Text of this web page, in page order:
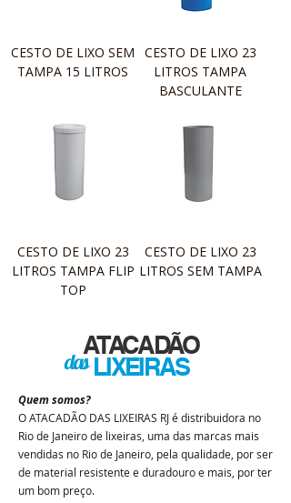
CESTO DE LIXO SEM
TAMPA 15 LITROS
CESTO DE LIXO 23
LITROS TAMPA
BASCULANTE
CESTO DE LIXO 23
LITROS TAMPA FLIP
TOP
CESTO DE LIXO 23
LITROS SEM TAMPA
ATACADÃO
LIXEIRAS
das
Quem somos?
OATACADÃO DAS LIXEIRAS RJ é distribuidora no
Rio de Janeiro de lixeiras, uma das marcas mais
vendidas no Rio de Janeiro, pela qualidade, por ser
de material resistente e duradouro e mais, por ter
um bom preço.